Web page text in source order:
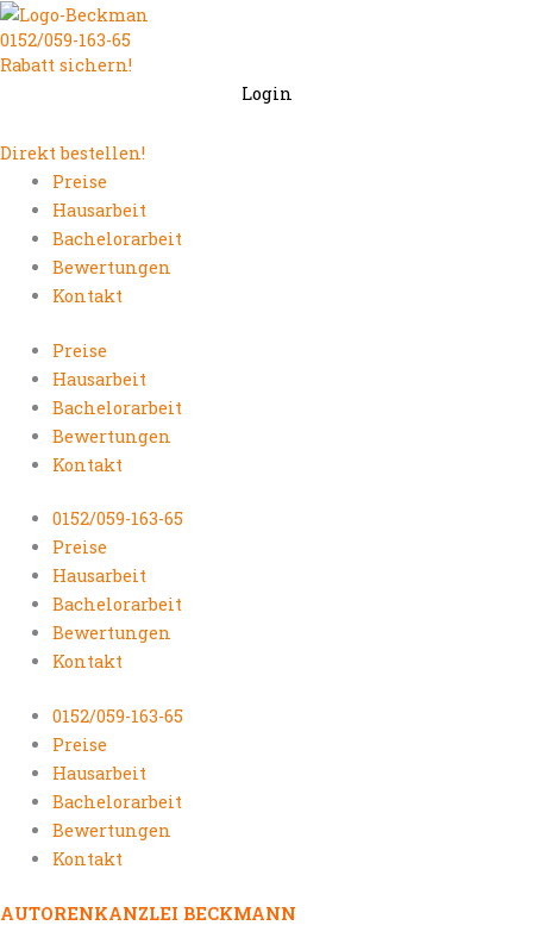
Zum
Inhalt
springen
0152/059-163-65
Rabatt sichern!
Login
Direkt bestellen!
Preise
Hausarbeit
Bachelorarbeit
Bewertungen
Kontakt
Preise
Hausarbeit
Bachelorarbeit
Bewertungen
Kontakt
0152/059-163-65
Preise
Hausarbeit
Bachelorarbeit
Bewertungen
Kontakt
0152/059-163-65
Preise
Hausarbeit
Bachelorarbeit
Bewertungen
Kontakt
AUTORENKANZLEI BECKMANN